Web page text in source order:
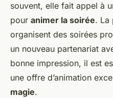
souvent, elle fait appel à
pour animer la soirée. La
organisent des soirées
un nouveau partenariat
bonne impression, il est
une offre d’animation
magie.